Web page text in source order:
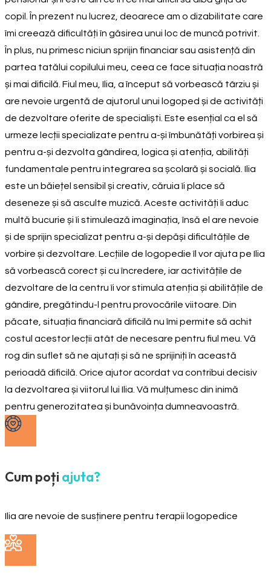
copil. În prezent nu lucrez, deoarece am o dizabilitate care
îmi creează dificultăți în găsirea unui loc de muncă potrivit.
În plus, nu primesc niciun sprijin financiar sau asistență din
partea tatălui copilului meu, ceea ce face situația noastră
și mai dificilă. Fiul meu, Ilia, a început să vorbească târziu și
are nevoie urgentă de ajutorul unui logoped și de activități
de dezvoltare oferite de specialiști. Este esențial ca el să
urmeze lecții specializate pentru a-și îmbunătăți vorbirea și
pentru a-și dezvolta gândirea, logica și atenția, abilități
fundamentale pentru integrarea sa școlară și socială. Ilia
este un băiețel sensibil și creativ, căruia îi place să
deseneze și să asculte muzică. Aceste activități îi aduc
multă bucurie și îi stimulează imaginația, însă el are nevoie
și de sprijin specializat pentru a-și depăși dificultățile de
vorbire și dezvoltare. Lecțiile de logopedie îl vor ajuta pe Ilia
să vorbească corect și cu încredere, iar activitățile de
dezvoltare de la centru îi vor stimula atenția și abilitățile de
gândire, pregătindu-l pentru provocările viitoare. Din
păcate, situația financiară dificilă nu îmi permite să achit
costul acestor lecții atât de necesare pentru fiul meu. Vă
rog din suflet să ne ajutați și să ne sprijiniți în această
perioadă dificilă. Orice ajutor acordat va contribui decisiv
la dezvoltarea și viitorul lui Ilia. Vă mulțumesc din inimă
pentru generozitatea și bunăvoința dumneavoastră.
Cum poți ajuta?
Ilia are nevoie de susținere pentru terapii logopedice